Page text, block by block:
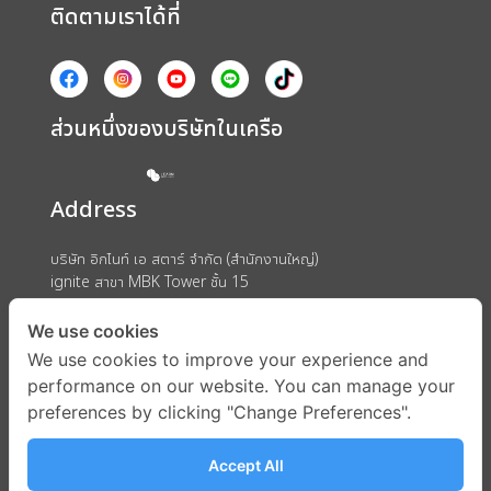
ติดตามเราได้ที่
ส่วนหนึ่งของบริษัทในเครือ
Address
บริษัท อิกไนท์ เอ สตาร์ จำกัด (สำนักงานใหญ่)
ignite สาขา MBK Tower ชั้น 15
ถนนพญาไท แขวงวังใหม่ เขตปทุมวัน กรุงเทพมหานคร 10330
We use cookies
We use cookies to improve your experience and
performance on our website. You can manage your
preferences by clicking "Change Preferences".
Accept All